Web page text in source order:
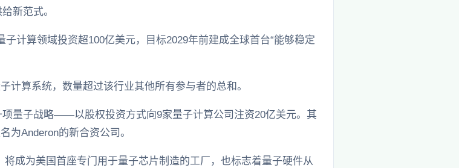
新范式。
计算领域投资超100亿美元，目标2029年前建成全球首台“能够稳定
计算系统，数量超过该行业其他所有参与者的总和。
量子战略——以股权投资方式向9家量子计算公司注资20亿美元。其
为Anderon的新合资公司。
成为美国首座专门用于量子芯片制造的工厂，也标志着量子硬件从